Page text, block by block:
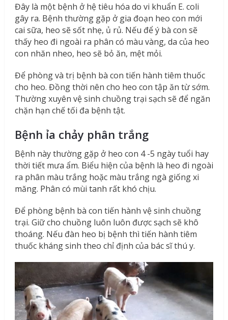
Đây là một bệnh ở hệ tiêu hóa do vi khuẩn E. coli
gây ra. Bệnh thường gặp ở gia đoạn heo con mới
cai sữa, heo sẽ sốt nhẹ, ủ rủ. Nếu để ý bà con sẽ
thấy heo đi ngoài ra phân có màu vàng, da của heo
con nhăn nheo, heo sẽ bỏ ăn, mệt mỏi.
Để phòng và trị bệnh bà con tiến hành tiêm thuốc
cho heo. Đồng thời nên cho heo con tập ăn từ sớm.
Thường xuyên vệ sinh chuồng trại sạch sẽ để ngăn
chặn hạn chế tối đa bệnh tật.
Bệnh ỉa chảy phân trắng
Bệnh này thường gặp ở heo con 4 -5 ngày tuổi hay
thời tiết mưa ẩm. Biểu hiện của bệnh là heo đi ngoài
ra phân màu trắng hoặc màu trắng ngà giống xi
măng. Phân có mùi tanh rất khó chịu.
Để phòng bệnh bà con tiến hành vệ sinh chuồng
trại. Giữ cho chuồng luôn luôn được sạch sẽ khô
thoáng. Nếu đàn heo bị bệnh thì tiến hành tiêm
thuốc kháng sinh theo chỉ định của bác sĩ thú y.